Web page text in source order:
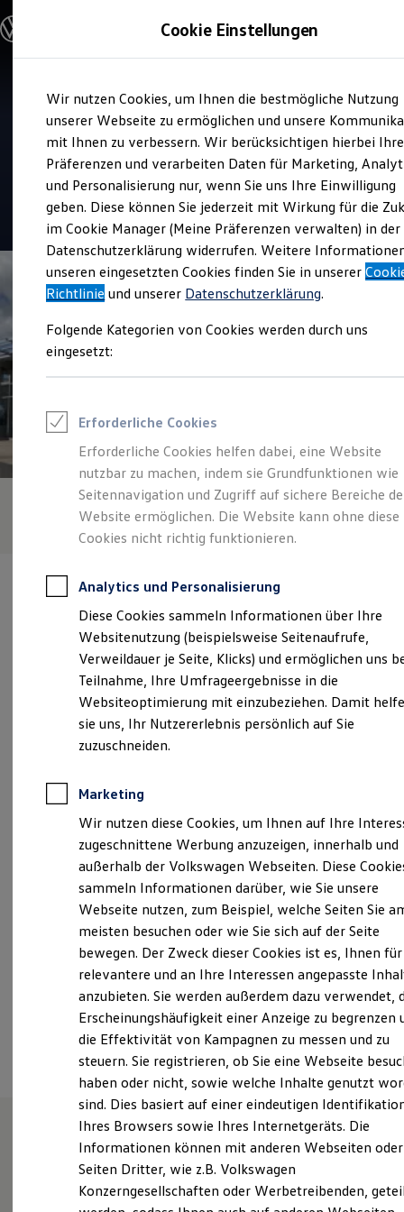
Hauptinhalt
springen
Footer
springen
Modelle und Konfigurator
Modelle vergleichen
Elektroautos
ENERGY Sondermodelle
Nutzfahrzeuge
SUV und CUV
Familienautos
Kombis
Kompaktwagen
Sportwagen
Schnell verfügbare Fahrzeuge
Angebote und Produkte
Aktuelle Angebote
E-Auto-Förderung
Volkswagen Marktplatz
Junge Gebrauchtwagen und Gebrauchtwagen
Volkswagen Zertifizierte Gebrauchtwagen
Zubehör- und Serviceangebote
Leasing
Leasing-Angebote
Gebrauchtwagen Leasing
Junge Gebrauchtwagen-Leasing
Elektroauto Leasing
Kleinwagen-Leasing
Leasing ohne Anzahlung
Finanzierung
Kfz-Versicherung
Restschuldversicherungen
Garantien
Wartungsverträge
Geschäftskunden
Professional Class bei Volkswagen
Großkunden
Behörden
Direktkunden
Sonderfahrzeuge
Anpfiff zum Gewinn
Elektroautos
ID. Tutorials
Elektrofahrzeugkonzepte
Reichweite
Reichweite der ID. Modelle
Reichweite im Winter
Laden
Laden unterwegs
Laden Zuhause
Ladestationen finden
Ladezeitensimulator
Batterie
Sicherheit
Garantie und Lebensdauer
Nachhaltigkeit
Technologie
Kosten und Kauf
Verbrauchskosten
Kaufoptionen
E-Auto-Förderung
Software und Konnektivität
ID. Software Versionen und Updates
Digitale Extras
Schnittstellen zu Ihrem ID.
Service
Auto Klein
Top Kundenzufriedenheit Service 2026
4.8|255 Bewertungen
Verantwortlich für die Inhalte auf dieser Seite ist die Auto Klein
GmbH & Co. KG (Impressum & Rechtliches)
Westerbachstraße 234-240, 65936 Frankfurt
info@autoklein.de
+49 69 3410110
Montag - Freitag 07:15 18:00
Uhr
Samstag
09:00 -14:00 Uhr
Sonntag
Geschlossen
Ansprechpartner
Herzlich willkommen bei
AUTO-KLEIN Frankfurt
Cookie Einstellungen
Wir nutzen Cookies, um Ihnen die bestmögliche Nutzung
unserer Webseite zu ermöglichen und unsere
mit Ihnen zu verbessern. Wir berücksichtigen hierbei Ihre
Präferenzen und verarbeiten Daten für Marketing,
und Personalisierung nur, wenn Sie uns Ihre Einwilligung
geben. Diese können Sie jederzeit mit Wirkung für die
im Cookie Manager (Meine Präferenzen verwalten) in der
Datenschutzerklärung widerrufen. Weitere
unseren eingesetzten Cookies finden Sie in unserer
Richtlinie und unserer Datenschutzerklärung.
Folgende Kategorien von Cookies werden durch uns
eingesetzt:
Erforderliche Cookies
Erforderliche Cookies helfen dabei, eine Website
nutzbar zu machen, indem sie Grundfunktionen wie
Seitennavigation und Zugriff auf sichere Bereiche
Website ermöglichen. Die Website kann ohne diese
Cookies nicht richtig funktionieren.
Analytics und Personalisierung
Diese Cookies sammeln Informationen über Ihre
Websitenutzung (beispielsweise Seitenaufrufe,
Verweildauer je Seite, Klicks) und ermöglichen uns
Teilnahme, Ihre Umfrageergebnisse in die
Websiteoptimierung mit einzubeziehen. Damit
sie uns, Ihr Nutzererlebnis persönlich auf Sie
zuzuschneiden.
Marketing
Wir nutzen diese Cookies, um Ihnen auf Ihre
zugeschnittene Werbung anzuzeigen, innerhalb und
außerhalb der Volkswagen Webseiten. Diese
sammeln Informationen darüber, wie Sie unsere
Webseite nutzen, zum Beispiel, welche Seiten Sie
meisten besuchen oder wie Sie sich auf der Seite
bewegen. Der Zweck dieser Cookies ist es, Ihnen für
relevantere und an Ihre Interessen angepasste
anzubieten. Sie werden außerdem dazu verwendet,
Erscheinungshäufigkeit einer Anzeige zu begrenzen
die Effektivität von Kampagnen zu messen und zu
steuern. Sie registrieren, ob Sie eine Webseite
haben oder nicht, sowie welche Inhalte genutzt
sind. Dies basiert auf einer eindeutigen
Ihres Browsers sowie Ihres Internetgeräts. Die
Informationen können mit anderen Webseiten oder
Seiten Dritter, wie z.B. Volkswagen
Konzerngesellschaften oder Werbetreibenden,